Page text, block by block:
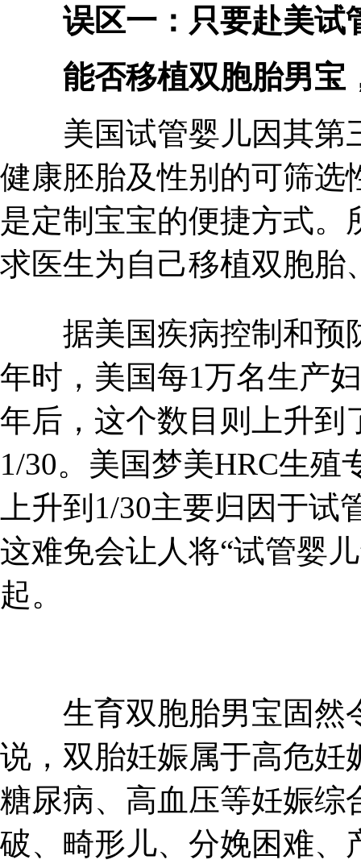
误区一：只要赴美试
能否移植双胞胎男宝
美国试管婴儿因其第三
健康胚胎及性别的可筛选
是定制宝宝的便捷方式
求医生为自己移植双胞胎
据美国疾病控制和预
年时，美国每1万名生产
年后，这个数目则上升到
1/30。美国梦美HRC生殖
上升到1/30主要归因于
这难免会让人将“试管婴
起。
生育双胞胎男宝固然
说，双胎妊娠属于高危妊
糖尿病、高血压等妊娠综
破、畸形儿、分娩困难、